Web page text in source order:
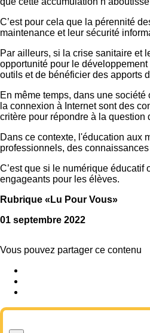
C’est pour cela que la pérennité
maintenance et leur sécurité
Par ailleurs, si la crise sanitaire et
opportunité pour le
outils et de bénéficier des apports
En même temps, dans une
la connexion à Internet sont des
critère pour répondre à la question
Dans ce contexte, l'éducation aux
professionnels, des
C’est que si le numérique
engageants pour les élèves.
Rubrique «Lu Pour Vous»
01 septembre 2022
Vous pouvez partager ce contenu